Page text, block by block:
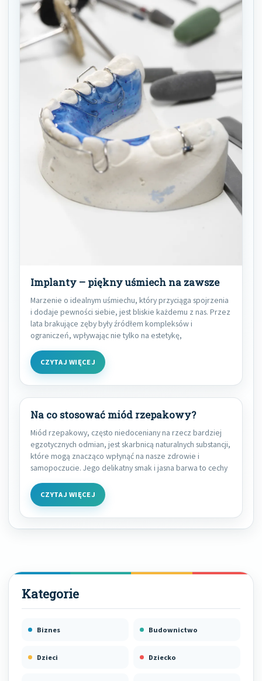
Implanty – piękny uśmiech na zawsze
Marzenie o idealnym uśmiechu, który przyciąga spojrzenia
i dodaje pewności siebie, jest bliskie każdemu z nas. Przez
lata brakujące zęby były źródłem kompleksów i
ograniczeń, wpływając nie tylko na estetykę,
CZYTAJ WIĘCEJ
Na co stosować miód rzepakowy?
Miód rzepakowy, często niedoceniany na rzecz bardziej
egzotycznych odmian, jest skarbnicą naturalnych substancji,
które mogą znacząco wpłynąć na nasze zdrowie i
samopoczucie. Jego delikatny smak i jasna barwa to cechy
CZYTAJ WIĘCEJ
Biznes Budownictwo
Dzieci Dziecko